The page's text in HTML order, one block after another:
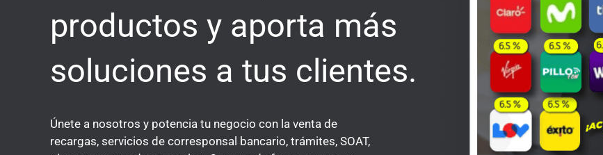
productos y aporta más
soluciones a tus clientes.
Únete a nosotros y potencia tu negocio con la venta de
recargas, servicios de corresponsal bancario, trámites, SOAT,